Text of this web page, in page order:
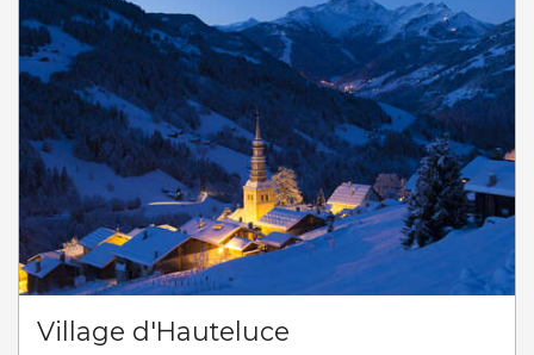
Village d'Hauteluce